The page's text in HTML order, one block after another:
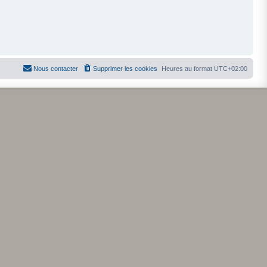
Heures au format UTC+02:00
Supprimer les cookies
Nous contacter